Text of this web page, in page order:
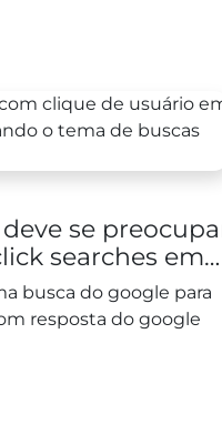
se
searches em
de SEO
busca do google para
resposta do google